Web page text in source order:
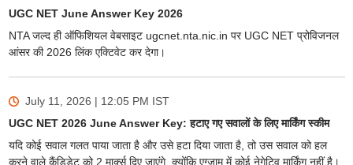
UGC NET June Answer Key 2026
NTA जल्द ही ऑफिशियल वेबसाइट ugcnet.nta.nic.in पर UGC NET प्रोविजनल
आंसर की 2026 लिंक एक्टिवेट कर देगा।
July 11, 2026 | 12:05 PM IST
UGC NET 2026 June Answer Key: हटाए गए सवालों के लिए मार्किंग स्कीम
यदि कोई सवाल गलत पाया जाता है और उसे हटा दिया जाता है, तो उस सवाल को हल
करने वाले कैंडिडेट को 2 मार्क्स दिए जाएंगे, क्योंकि एग्जाम में कोई नेगेटिव मार्किंग नहीं है।